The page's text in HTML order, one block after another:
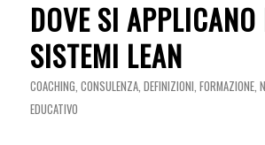
DOVE SI APPLICANO
SISTEMI LEAN
COACHING, CONSULENZA, DEFINIZIONI, FORMAZIONE,
EDUCATIVO